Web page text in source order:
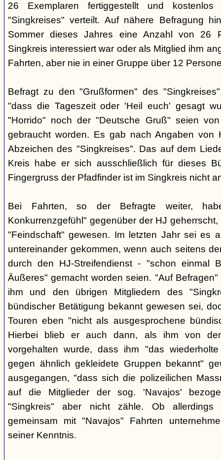
26 Exemplaren fertiggestellt und
"Singkreises" verteilt. Auf nähere Befragung
Sommer dieses Jahres eine Anzahl von 26
Singkreis interessiert war oder als Mitglied ihm
Fahrten, aber nie in einer Gruppe über 12
Befragt zu den "Grußformen" des
"dass die Tageszeit oder 'Heil euch' gesagt
"Horrido" noch der "Deutsche Gruß" seien
gebraucht worden. Es gab nach Angaben von
Abzeichen des "Singkreises". Das auf dem
Kreis habe er sich ausschließlich für dieses
Fingergruss der Pfadfinder ist im Singkreis nicht
Bei Fahrten, so der Befragte weiter,
Konkurrenzgefühl" gegenüber der HJ
"Feindschaft" gewesen. Im letzten Jahr sei es
untereinander gekommen, wenn auch seitens
durch den HJ-Streifendienst - "schon einmal
Äußeres" gemacht worden seien. "Auf
ihm und den übrigen Mitgliedern des
bündischer Betätigung bekannt gewesen sei,
Touren eben "nicht als ausgesprochene
Hierbei blieb er auch dann, als ihm von
vorgehalten wurde, dass ihm "das
gegen ähnlich gekleidete Gruppen bekannt"
ausgegangen, "dass sich die polizeilichen
auf die Mitglieder der sog. 'Navajos'
"Singkreis" aber nicht zähle. Ob allerdings
gemeinsam mit "Navajos" Fahrten
seiner Kenntnis.